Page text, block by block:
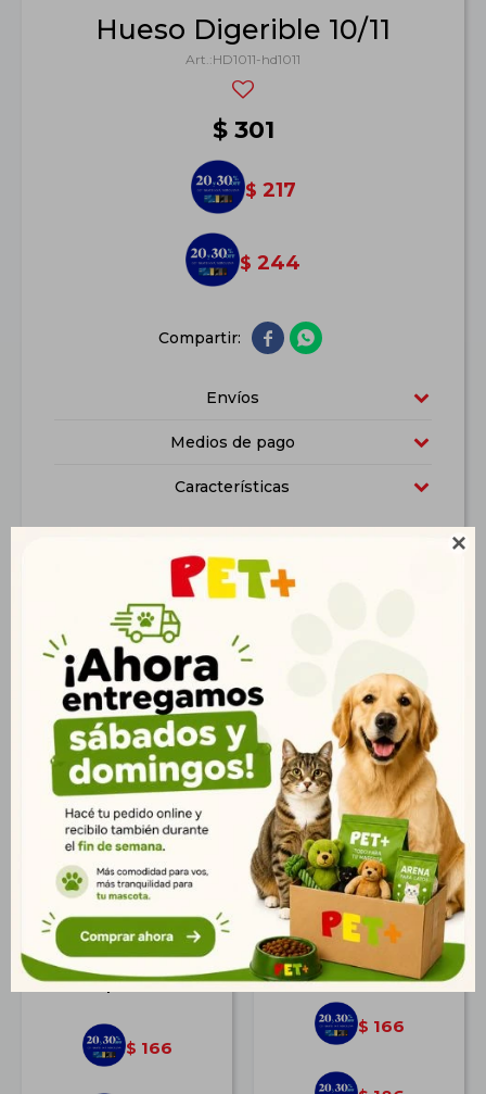

Hueso Digerible 10/11
HD1011-hd1011
$ 301
$ 217
$ 244
 
Envíos
Medios de pago
Características
Productos que te pueden interesar
Churu de Atún con
Salmón 56 Gr (4
unidades)
$ 230
$ 166
Churu de Pollo con
Vieira 56 Gr (4 unidades)
$ 230
$ 166